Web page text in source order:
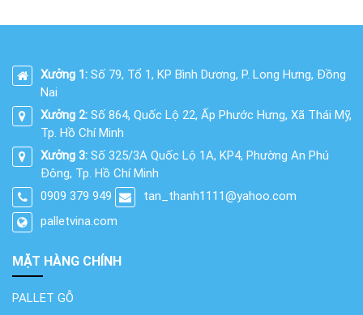
Xưởng 1: Số 79, Tổ 1, KP Bình Dương, P. Long Hưng, Đồng
Nai
Xưởng 2: Số 864, Quốc Lộ 22, Ấp Phước Hưng, Xã Thái Mỹ,
Tp. Hồ Chí Minh
Xưởng 3: Số 325/3A Quốc Lộ 1A, KP4, Phường An Phú
Đông, Tp. Hồ Chí Minh
0909 379 949
tan_thanh1111@yahoo.com
palletvina.com
MẶT HÀNG CHÍNH
PALLET GỖ